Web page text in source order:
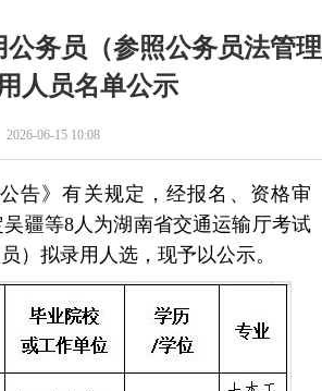
务员（参照公务员法管理
人员名单公示
06-15 10:08
告》有关规定，经报名、资格审
疆等8人为湖南省交通运输厅考试
）拟录用人选，现予以公示。